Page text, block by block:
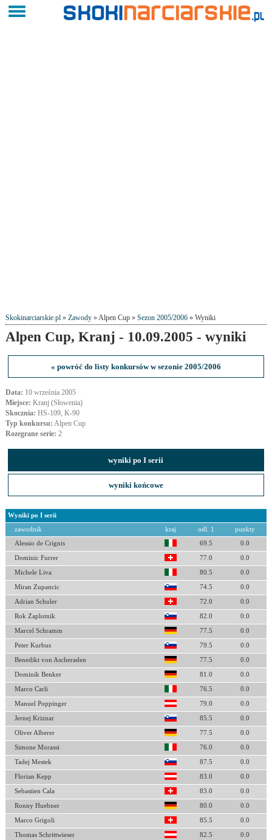
Skokinarciarskie.pl» Zawody» Alpen Cup » Sezon 2005/2006» Wyniki
Alpen Cup, Kranj - 10.09.2005 - wyniki
« powróć do listy konkursów w sezonie 2005/2006
Data: 10 września 2005
Miejsce: Kranj (Słowenia)
Skocznia: HS-109, K-90
Typ konkursu: Alpen Cup
Rozegrane serie: 2
wyniki po I serii
wyniki końcowe
Wyniki po I serii
zawodnik kraj odl. 1 punkty
Alessio de Crignis 69.5 0.0
Dominic Furrer 77.0 0.0
Michele Liva 80.5 0.0
Miran Zupancic 74.5 0.0
Adrian Schuler 72.0 0.0
Rok Zaplotnik 82.0 0.0
Marcel Schramm 77.5 0.0
Peter Kurbus 79.5 0.0
Benedikt von Ascheraden 77.5 0.0
Dominik Benker 81.0 0.0
Marco Carli 76.5 0.0
Manuel Poppinger 79.0 0.0
Jernej Kriznar 85.5 0.0
Oliver Alberer 77.5 0.0
Simone Morassi 76.0 0.0
Tadej Mestek 87.5 0.0
Florian Kepp 83.0 0.0
Sebastien Cala 83.0 0.0
Ronny Huebner 80.0 0.0
Marco Grigoli 85.5 0.0
Thomas Schrittwieser 82.5 0.0